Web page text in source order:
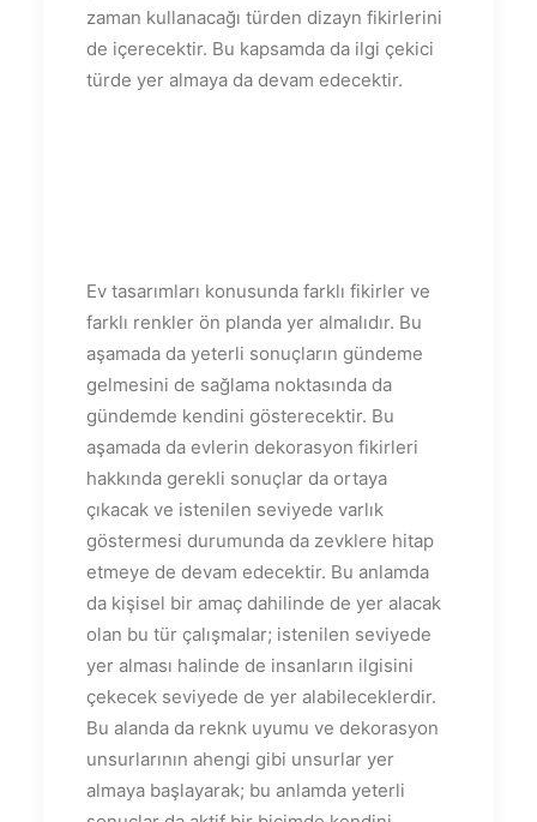
zaman kullanacağı türden dizayn fikirlerini
de içerecektir. Bu kapsamda da ilgi çekici
türde yer almaya da devam edecektir.
Ev tasarımları konusunda farklı fikirler ve
farklı renkler ön planda yer almalıdır. Bu
aşamada da yeterli sonuçların gündeme
gelmesini de sağlama noktasında da
gündemde kendini gösterecektir. Bu
aşamada da evlerin dekorasyon fikirleri
hakkında gerekli sonuçlar da ortaya
çıkacak ve istenilen seviyede varlık
göstermesi durumunda da zevklere hitap
etmeye de devam edecektir. Bu anlamda
da kişisel bir amaç dahilinde de yer alacak
olan bu tür çalışmalar; istenilen seviyede
yer alması halinde de insanların ilgisini
çekecek seviyede de yer alabileceklerdir.
Bu alanda da reknk uyumu ve dekorasyon
unsurlarının ahengi gibi unsurlar yer
almaya başlayarak; bu anlamda yeterli